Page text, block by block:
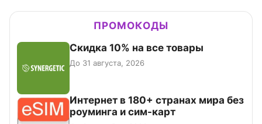
ПРОМОКОДЫ
Скидка 10% на все товары
До 31 августа, 2026
Интернет в 180+ странах мира без
роуминга и сим-карт